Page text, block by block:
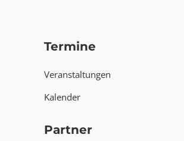
Termine
Veranstaltungen
Kalender
Partner